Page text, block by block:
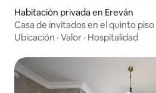
Habitación privada en Ereván
Casa de invitados en el quinto piso
Ubicación · Valor · Hospitalidad